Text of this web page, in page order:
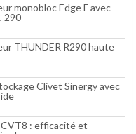
monobloc Edge F avec
290
THUNDER R290 haute
Clivet Sinergy avec
CVT8 : efficacité et